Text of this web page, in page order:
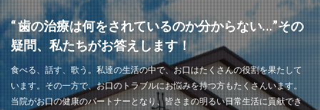
“ 歯の治療は何をされているのか分からない…”その
疑問、私たちがお答えします！
食べる、話す、歌う。私達の生活の中で、お口はたくさんの役割を果たして
います。その一方で、お口のトラブルにお悩みを持つ方もたくさんいます。
当院がお口の健康のパートナーとなり、皆さまの明るい日常生活に貢献でき